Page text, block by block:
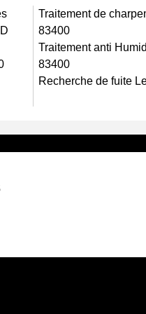
du
Traitement de
83400
Traitement anti
83400
Recherche de fuite